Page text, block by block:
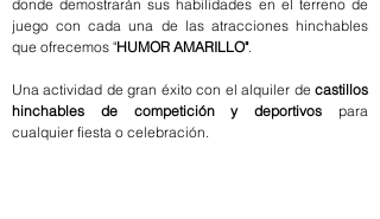
donde demostrarán sus habilidades en el terreno de
juego con cada una de las atracciones hinchables
que ofrecemos "HUMOR AMARILLO".
Una actividad de gran éxito con el alquiler de castillos
hinchables de competición y deportivos para
cualquier fiesta o celebración.